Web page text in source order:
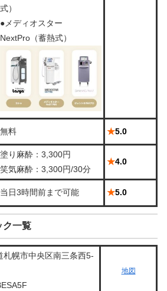
式）
●メディオスター
NextPro（蓄熱式）
無料 ★5.0
塗り麻酔：3,300円
笑気麻酔：3,300円/30分
★4.0
当日3時間前まで可能 ★5.0
ク一覧
札幌市中央区南三条西5-
地図